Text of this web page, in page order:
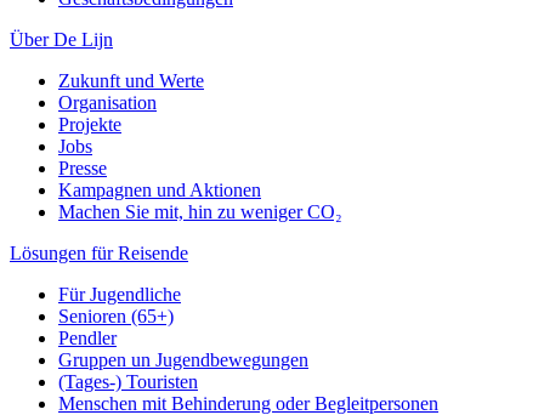
Über De Lijn
Zukunft und Werte
Organisation
Projekte
Jobs
Presse
Kampagnen und Aktionen
Machen Sie mit, hin zu weniger CO₂
Lösungen für Reisende
Für Jugendliche
Senioren (65+)
Pendler
Gruppen un Jugendbewegungen
(Tages-) Touristen
Menschen mit Behinderung oder Begleitpersonen